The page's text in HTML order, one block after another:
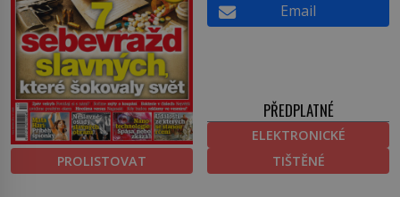
PROLISTOVAT
Email
PŘEDPLATNÉ
ELEKTRONICKÉ
TIŠTĚNÉ